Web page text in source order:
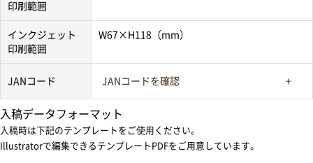
印刷範囲
インクジェット
印刷範囲
W67×H118（mm）
JANコード JANコードを確認
入稿データフォーマット
入稿時は下記のテンプレートをご使用ください。
Illustratorで編集できるテンプレートPDFをご用意しています。